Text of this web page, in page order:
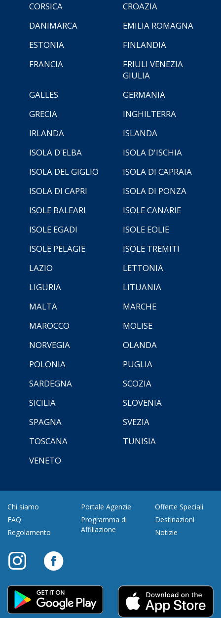
CORSICA
CROAZIA
DANIMARCA
EMILIA ROMAGNA
ESTONIA
FINLANDIA
FRANCIA
FRIULI VENEZIA
GIULIA
GALLES
GERMANIA
GRECIA
INGHILTERRA
IRLANDA
ISLANDA
ISOLA D'ELBA
ISOLA D'ISCHIA
ISOLA DEL GIGLIO
ISOLA DI CAPRAIA
ISOLA DI CAPRI
ISOLA DI PONZA
ISOLE BALEARI
ISOLE CANARIE
ISOLE EGADI
ISOLE EOLIE
ISOLE PELAGIE
ISOLE TREMITI
LAZIO
LETTONIA
LIGURIA
LITUANIA
MALTA
MARCHE
MAROCCO
MOLISE
NORVEGIA
OLANDA
POLONIA
PUGLIA
SARDEGNA
SCOZIA
SICILIA
SLOVENIA
SPAGNA
SVEZIA
TOSCANA
TUNISIA
VENETO
Chi siamo
FAQ
Regolamento
Portale Agenzie
Programma di
Affiliazione
Offerte Speciali
Destinazioni
Notizie